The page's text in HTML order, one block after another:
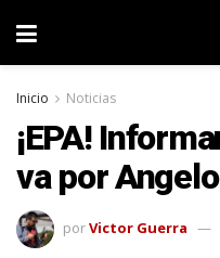
Inicio Noticias
¡EPA!
va por
porVictor Guerra